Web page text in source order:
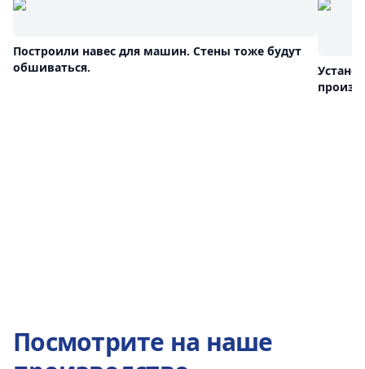
Построили навес для машин. Стены тоже будут
обшиваться.
Посмотрите на наше